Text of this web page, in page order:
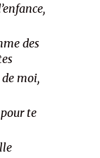
des
moi,
te